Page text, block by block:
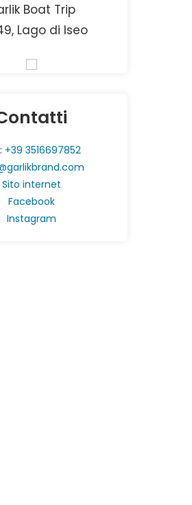
Boat Trip
Lago di Iseo
+39 3516697852
Sito internet
Facebook
Instagram